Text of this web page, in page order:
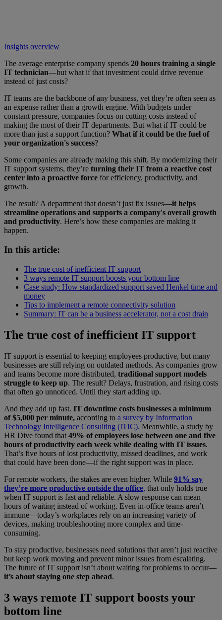
Insights overview
The average enterprise company spends 20 hours training a single
IT technician—but what if that investment could drive revenue
instead of just costs?
IT teams are the backbone of any business, yet they’re often seen as
an expense rather than a growth engine. With budgets under
constant pressure, companies focus on cutting costs instead of
making the most of their IT departments. But what if IT could be
more than just a support function? What if it could be the fuel of
your organization's success?
Some companies are already making this shift. By modernizing their
IT support systems, they’re turning their IT from a reactive cost
center into a proactive force for efficiency, productivity, and
growth.
The result? A department that doesn’t just fix issues—it helps
streamline operations and supports a company's overall growth
and productivity. Here’s how these companies are making it
happen.
In this article:
The true cost of inefficient IT support
3 ways remote IT support boosts your bottom line
Case study: How standardized support saved Henkel time and
money
Tips to implement a remote connectivity solution
Summary: IT can be a business accelerator, not a cost drain
The true cost of inefficient IT support
IT support is essential to keeping employees productive, but many
businesses are still relying on outdated methods. As companies grow
and teams become more distributed, traditional support models
struggle to keep up. The result? Delays, frustration, and rising costs
that often go unnoticed. Until they start adding up.
And they add up fast. IT downtime costs businesses a minimum
of $5,000 per minute, according to a survey by Information
Technology Intelligence Consulting (ITIC). Meanwhile, a study by
HR Dive found that 49% of employees lose between one and five
hours of productivity each week while dealing with IT issues.
That’s five hours of lost productivity, missed deadlines, and work
that could have been done—if the right support was in place.
For remote workers, the stakes are even higher. While 91% say
they’re more productive outside the office, that only holds true
when IT support is fast and reliable. A slow response can mean
hours of waiting instead of working. Even in-office teams aren’t
immune—today’s workplaces rely on an increasing variety of
devices, making troubleshooting more complex and time-
consuming.
To stay productive, businesses need solutions that aren’t just reactive
but keep work moving and prevent minor issues from escalating.
The future of IT support isn’t about waiting for problems to occur—
it’s about staying one step ahead.
3 ways remote IT support boosts your
bottom line